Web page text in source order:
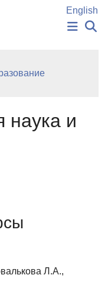
English
наука и
Л.А.,